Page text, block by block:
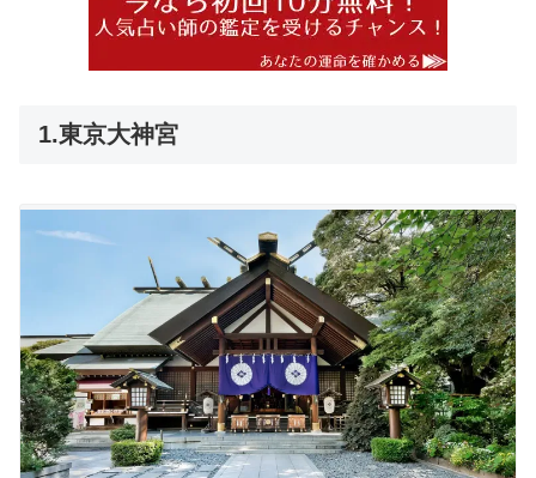
1.東京大神宮